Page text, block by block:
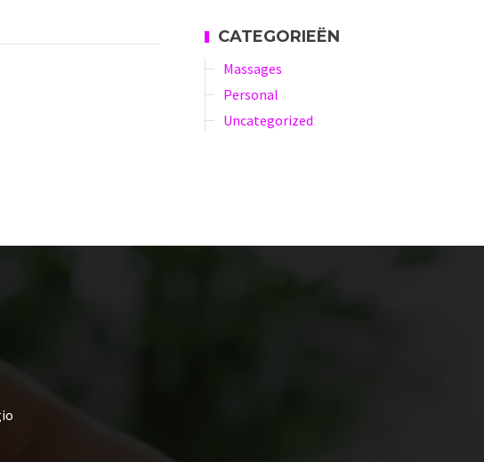
CATEGORIEËN
Massages
Personal
Uncategorized